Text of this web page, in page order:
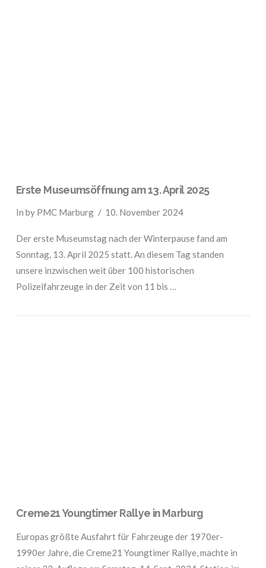
Erste Museumsöffnung am 13. April 2025
In by PMC Marburg 10. November 2024
Der erste Museumstag nach der Winterpause fand am
Sonntag, 13. April 2025 statt. An diesem Tag standen
unsere inzwischen weit über 100 historischen
Polizeifahrzeuge in der Zeit von 11 bis …
Creme21 Youngtimer Rallye in Marburg
Europas größte Ausfahrt für Fahrzeuge der 1970er-
1990er Jahre, die Creme21 Youngtimer Rallye, machte in